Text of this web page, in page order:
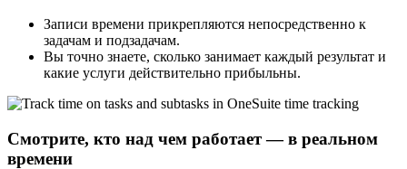
Записи времени прикрепляются непосредственно к
задачам и подзадачам.
Вы точно знаете, сколько занимает каждый результат и
какие услуги действительно прибыльны.
Смотрите, кто над чем работает — в реальном
времени